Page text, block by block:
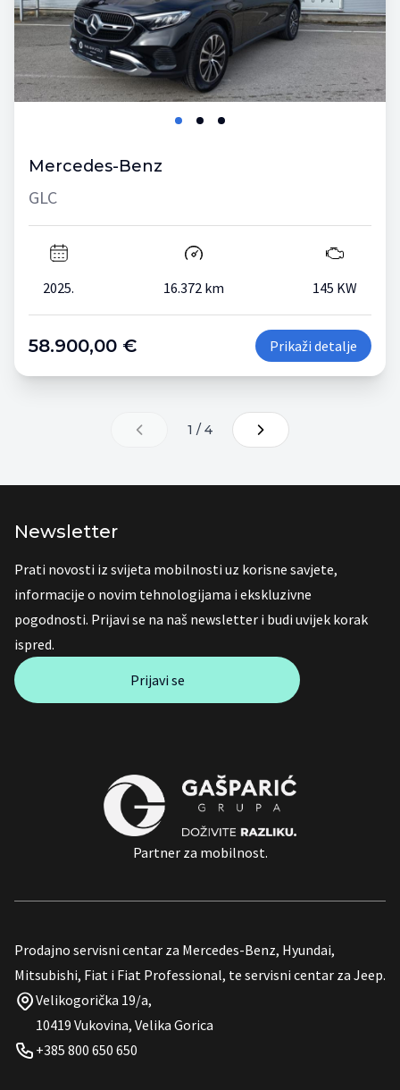
Mercedes-Benz
GLC
2025. 16.372 km 145 KW
58.900,00 € Prikaži detalje
1 / 4
Newsletter
Prati novosti iz svijeta mobilnosti uz korisne savjete,
informacije o novim tehnologijama i ekskluzivne
pogodnosti. Prijavi se na naš newsletter i budi uvijek korak
ispred.
Prijavi se
Partner za mobilnost.
Prodajno servisni centar za Mercedes-Benz, Hyundai,
Mitsubishi, Fiat i Fiat Professional, te servisni centar za Jeep.
Velikogorička 19/a,
10419 Vukovina, Velika Gorica
+385 800 650 650